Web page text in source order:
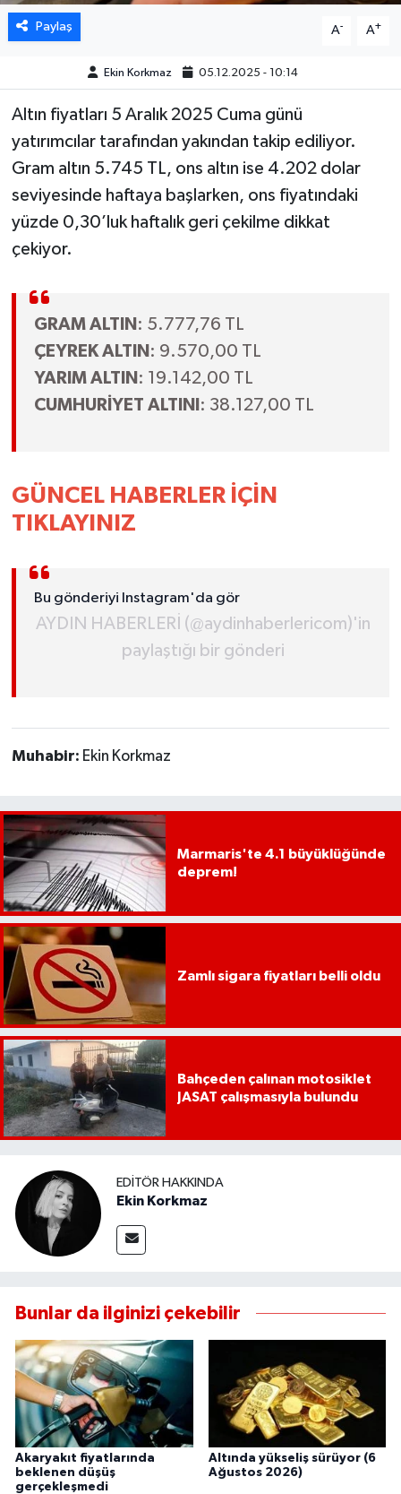
Paylaş A- A+
Ekin Korkmaz 05.12.2025 - 10:14
Altın fiyatları 5 Aralık 2025 Cuma günü
yatırımcılar tarafından yakından takip ediliyor.
Gram altın 5.745 TL, ons altın ise 4.202 dolar
seviyesinde haftaya başlarken, ons fiyatındaki
yüzde 0,30’luk haftalık geri çekilme dikkat
çekiyor.
GRAM ALTIN : 5.777,76 TL
ÇEYREK ALTIN : 9.570,00 TL
YARIM ALTIN : 19.142,00 TL
CUMHURİYET ALTINI : 38.127,00 TL
GÜNCEL HABERLER İÇİN
TIKLAYINIZ
Bu gönderiyi Instagram'da gör
AYDIN HABERLERİ (@aydinhaberlericom)'in
paylaştığı bir gönderi
Muhabir: Ekin Korkmaz
Marmaris'te 4.1 büyüklüğünde
deprem!
Zamlı sigara fiyatları belli oldu
Bahçeden çalınan motosiklet
JASAT çalışmasıyla bulundu
EDITÖR HAKKINDA
Ekin Korkmaz
Bunlar da ilginizi çekebilir
Akaryakıt fiyatlarında
beklenen düşüş
gerçekleşmedi
Altında yükseliş sürüyor (6
Ağustos 2026)
GENEL
GÜNDEM
HABERDE İNSAN
MAGAZİN
ÖZEL HABER
SAĞLIK
SİYASET
YAŞAM
YEREL
AFYON
AFYONKARAHİSAR
DENİZLİ
KÜTAHYA
MANİSA
MUĞLA
UŞAK
YURT